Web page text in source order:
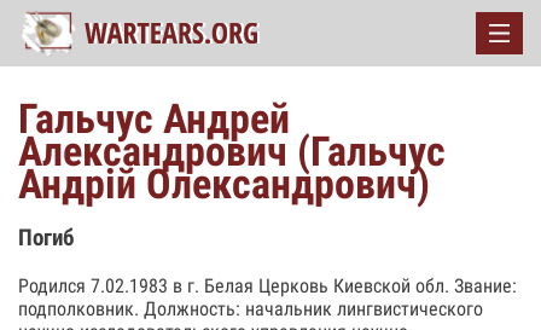
Гальчус Андрей
Александрович (Гальчус
Андрiй Олександрович)
Погиб
Родился 7.02.1983 в г. Белая Церковь Киевской обл. Звание:
подполковник. Должность: начальник лингвистического